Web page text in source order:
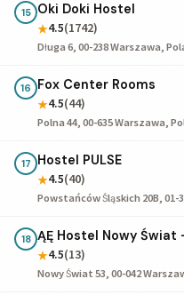
15 Oki Doki Hostel
★4.5(1742)
Długa 6, 00-238 Warszawa,
16 Fox Center Rooms
★4.5(44)
Polna 44, 00-635 Warszawa,
17 Hostel PULSE
★4.5(40)
Powstańców Śląskich 20B, 01-
18 ĄĘ Hostel Nowy Świat
★4.5(13)
Nowy Świat 53, 00-042